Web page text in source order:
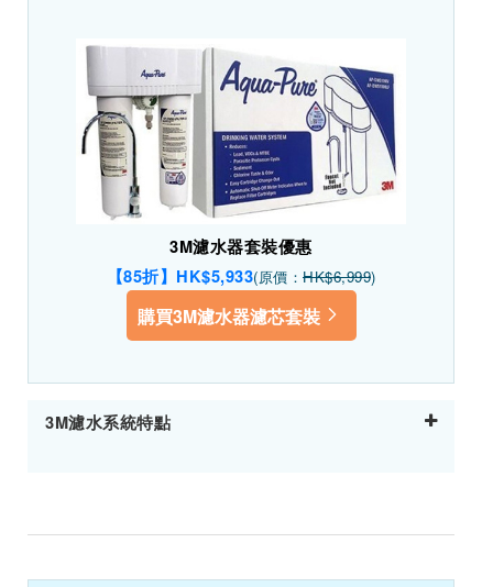
3M濾水器套裝優惠
【85折】HK$5,933(原價： HK$6,999)
購買3M濾水器濾芯套裝
3M濾水系統特點